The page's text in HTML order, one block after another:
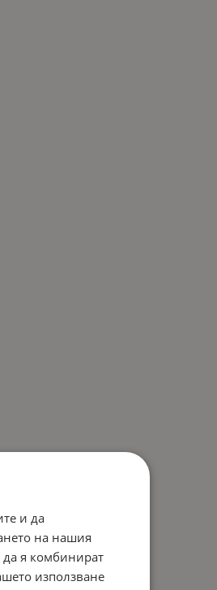
и да
на нашия
да я комбинират
използване